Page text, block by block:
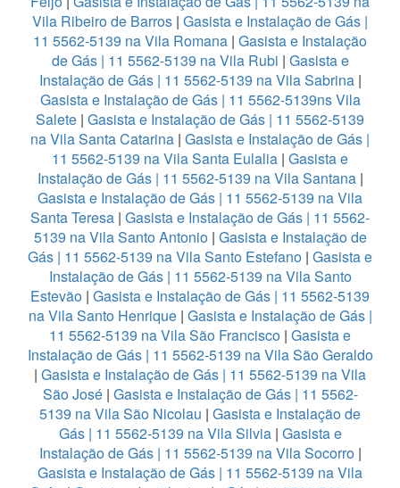
Vila Ribeiro de Barros | Gasista e Instalação de Gás |
11 5562-5139 na Vila Romana | Gasista e Instalação
de Gás | 11 5562-5139 na Vila Rubi | Gasista e
Instalação de Gás | 11 5562-5139 na Vila Sabrina|
Gasista e Instalação de Gás | 11 5562-5139ns Vila
Salete | Gasista e Instalação de Gás | 11 5562-5139
na Vila Santa Catarina | Gasista e Instalação de Gás |
11 5562-5139 na Vila Santa Eulalia | Gasista e
Instalação de Gás | 11 5562-5139 na Vila Santana|
Gasista e Instalação de Gás | 11 5562-5139 na Vila
Santa Teresa | Gasista e Instalação de Gás | 11 5562-
5139 na Vila Santo Antonio| Gasista e Instalação de
Gás | 11 5562-5139 na Vila Santo Estefano | Gasista e
Instalação de Gás | 11 5562-5139 na Vila Santo
Estevão | Gasista e Instalação de Gás | 11 5562-5139
na Vila Santo Henrique| Gasista e Instalação de Gás |
11 5562-5139 na Vila São Francisco | Gasista e
Instalação de Gás | 11 5562-5139 na Vila São Geraldo
| Gasista e Instalação de Gás | 11 5562-5139 na Vila
São José| Gasista e Instalação de Gás | 11 5562-
5139 na Vila São Nicolau | Gasista e Instalação de
Gás | 11 5562-5139 na Vila Silvia| Gasista e
Instalação de Gás | 11 5562-5139 na Vila Socorro|
Gasista e Instalação de Gás | 11 5562-5139 na Vila